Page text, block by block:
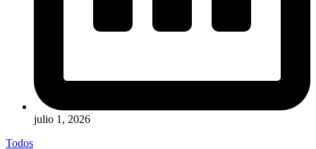
julio 1, 2026
Todos